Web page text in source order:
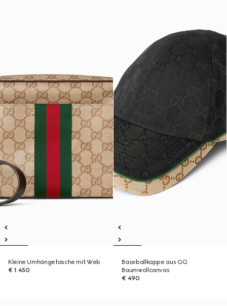
Kleine Umhängetasche mit Web
€ 1.450
Baseballkappe aus GG
Baumwollcanvas
€ 490